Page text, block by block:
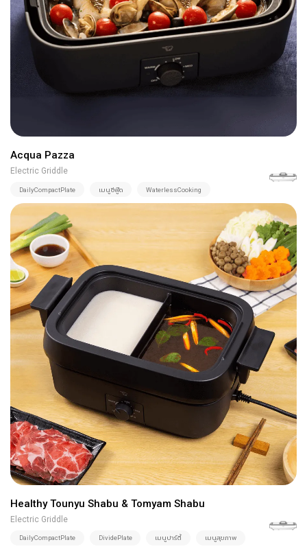
Acqua Pazza
Electric Griddle
DailyCompactPlate เมนูซีฟู๊ด WaterlessCooking
Healthy Tounyu Shabu & Tomyam Shabu
Electric Griddle
DailyCompactPlate DividePlate เมนูปาร์ตี้ เมนูสุขภาพ